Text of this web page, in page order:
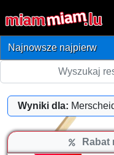
Wyniki dla:
Rabat